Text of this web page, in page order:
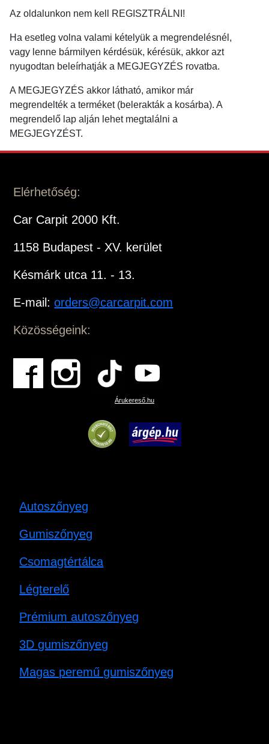
Az oldalunkon nem kell REGISZTRÁLNI!
Ha esetleg volna valami kételyük a megrendelésnél,
vagy lenne bármilyen kérdésük, kérésük, akkor azt
nyugodtan beleírhatják a MEGJEGYZÉS rovatba.
A MEGJEGYZÉS akkor látható, amikor már
megrendelték a terméket (belerakták a kosárba). A
megrendelő lap alján lehet megtalálni a
MEGJEGYZÉST.
Elérhetőség:
Car Carpit 2000 Kft.
1158 Budapest - XV. kerület
Késmárk utca 11. - 13.
E-mail:orders@carcarpit.com
Közösségeink:
Árukereső.hu
Autoszőnyeg
Gumiszőnyeg
Csomagtértálca
Légterelő
Prémium autoszőnyeg
3D gumiszőnyeg
Magas peremű gumiszőnyeg